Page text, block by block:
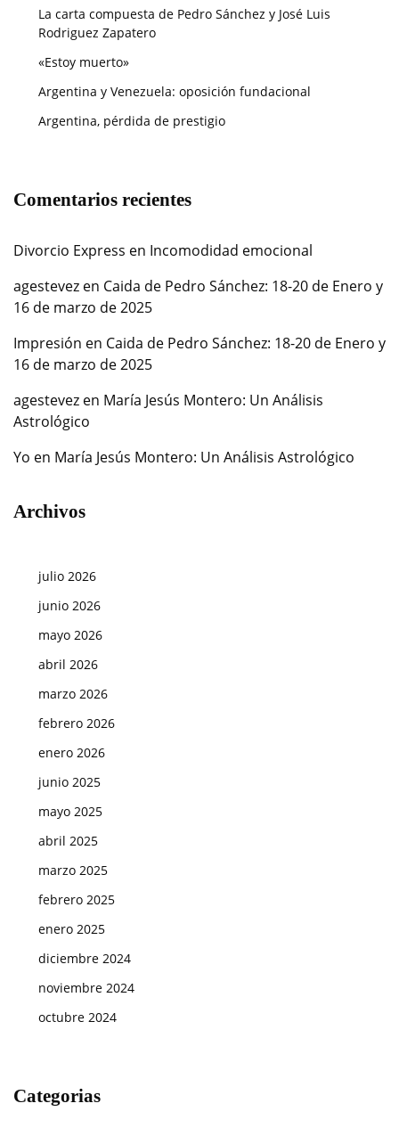
La carta compuesta de Pedro Sánchez y José Luis
Rodriguez Zapatero
«Estoy muerto»
Argentina y Venezuela: oposición fundacional
Argentina, pérdida de prestigio
Comentarios recientes
Divorcio Express en Incomodidad emocional
agestevez en Caida de Pedro Sánchez: 18-20 de Enero y
16 de marzo de 2025
Impresión en Caida de Pedro Sánchez: 18-20 de Enero y
16 de marzo de 2025
agestevez en María Jesús Montero: Un Análisis
Astrológico
Yo en María Jesús Montero: Un Análisis Astrológico
Archivos
julio 2026
junio 2026
mayo 2026
abril 2026
marzo 2026
febrero 2026
enero 2026
junio 2025
mayo 2025
abril 2025
marzo 2025
febrero 2025
enero 2025
diciembre 2024
noviembre 2024
octubre 2024
Categorias